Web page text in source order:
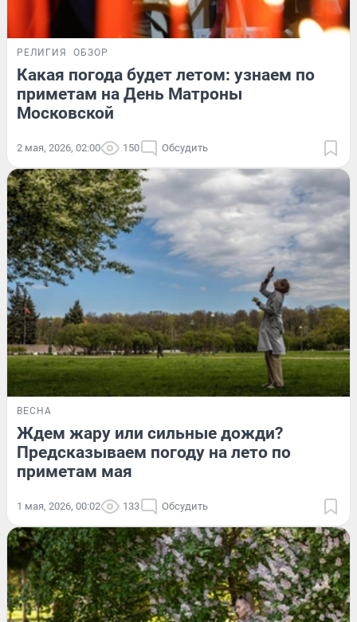
РЕЛИГИЯ ОБЗОР
Какая погода будет летом: узнаем по
приметам на День Матроны
Московской
2 мая, 2026, 02:00 150 Обсудить
ВЕСНА
Ждем жару или сильные дожди?
Предсказываем погоду на лето по
приметам мая
1 мая, 2026, 00:02 133 Обсудить